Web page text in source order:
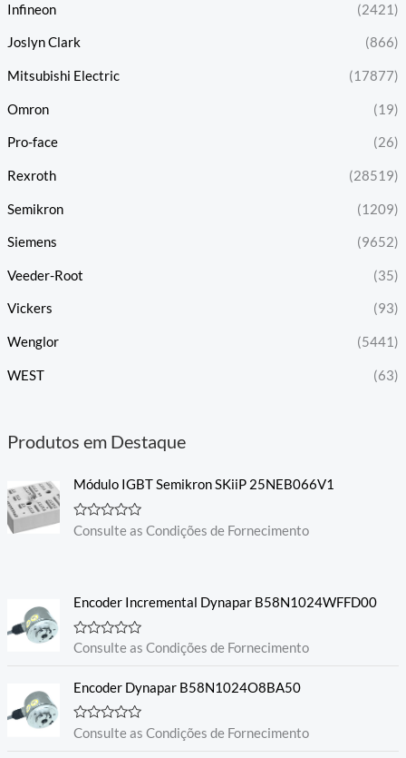
Infineon (2421)
Joslyn Clark (866)
Mitsubishi Electric (17877)
Omron (19)
Pro-face (26)
Rexroth (28519)
Semikron (1209)
Siemens (9652)
Veeder-Root (35)
Vickers (93)
Wenglor (5441)
WEST (63)
Produtos em Destaque
Módulo IGBT Semikron SKiiP 25NEB066V1
A
ç
o
0
d
5
Consulte as Condições de Fornecimento
Encoder Incremental Dynapar B58N1024WFFD00
A
l
a
ã
Consulte as Condições de Fornecimento
Encoder Dynapar B58N1024O8BA50
A
Consulte as Condições de Fornecimento